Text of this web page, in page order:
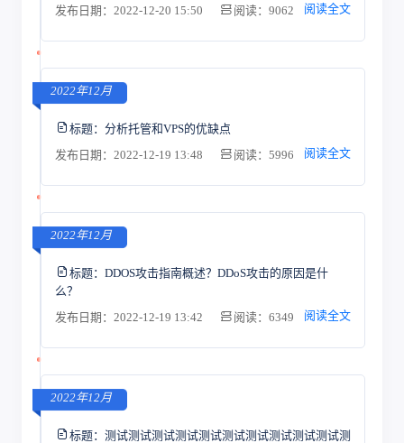
发布日期：2022-12-20 15:50
阅读：9062 阅读全文
2022年12月
标题： 分析托管和VPS的优缺点
发布日期：2022-12-19 13:48
阅读：5996 阅读全文
2022年12月
标题： DDOS攻击指南概述？DDoS攻击的原因是什
么？
发布日期：2022-12-19 13:42
阅读：6349 阅读全文
2022年12月
标题： 测试测试测试测试测试测试测试测试测试测试测